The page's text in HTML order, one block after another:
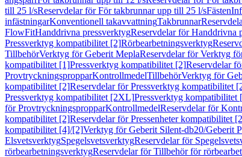
till 25 l/sReservdelar för För takbrunnar upp till 25 l/sFästen
infästningarKonventionell takavvattningTakbrunnar
FlowFitHanddrivna pressverktygReservdelar för Handdrivna
Pressverktyg kompatibilitet [2]Rörbearbetningsverktyg
TillbehörVerktyg för Geberit MeplaReservdelar för Verktyg
kompatibilitet [1]Pressverktyg kompatibilitet [2]Reservdelar
ProvtryckningspropparKontrollmedelTillbehörVerktyg för
kompatibilitet [2]Reservdelar för Pressverktyg kompatibilitet
Pressverktyg kompatibilitet [2XL]Pressverktyg kompatibilitet
för ProvtryckningspropparKontrollmedelReservdelar för
kompatibilitet [2]Reservdelar för Pressenheter kompatibilitet
kompatibilitet [4]/[2]Verktyg för Geberit Silent-db20/Geberit
ElsvetsverktygSpegelsvetsverktygReservdelar för
rörbearbetningsverktygReservdelar för Tillbehör för